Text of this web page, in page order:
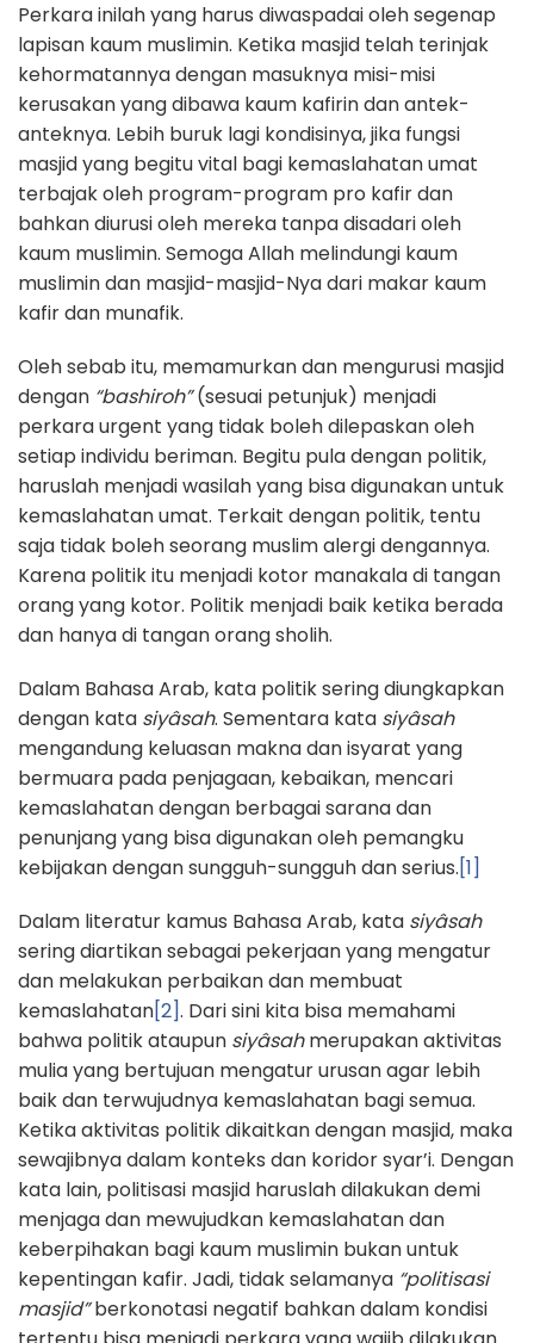
Perkara inilah yang harus diwaspadai oleh segenap
lapisan kaum muslimin. Ketika masjid telah terinjak
kehormatannya dengan masuknya misi-misi
kerusakan yang dibawa kaum kafirin dan antek-
anteknya. Lebih buruk lagi kondisinya, jika fungsi
masjid yang begitu vital bagi kemaslahatan umat
terbajak oleh program-program pro kafir dan
bahkan diurusi oleh mereka tanpa disadari oleh
kaum muslimin. Semoga Allah melindungi kaum
muslimin dan masjid-masjid-Nya dari makar kaum
kafir dan munafik.
Oleh sebab itu, memamurkan dan mengurusi masjid
dengan “bashiroh”(sesuai petunjuk) menjadi
perkara urgent yang tidak boleh dilepaskan oleh
setiap individu beriman. Begitu pula dengan politik,
haruslah menjadi wasilah yang bisa digunakan untuk
kemaslahatan umat. Terkait dengan politik, tentu
saja tidak boleh seorang muslim alergi dengannya.
Karena politik itu menjadi kotor manakala di tangan
orang yang kotor. Politik menjadi baik ketika berada
dan hanya di tangan orang sholih.
Dalam Bahasa Arab, kata politik sering diungkapkan
dengan kata siyâsah. Sementara kata siyâsah
mengandung keluasan makna dan isyarat yang
bermuara pada penjagaan, kebaikan, mencari
kemaslahatan dengan berbagai sarana dan
penunjang yang bisa digunakan oleh pemangku
kebijakan dengan sungguh-sungguh dan serius.[1]
Dalam literatur kamus Bahasa Arab, kata siyâsah
sering diartikan sebagai pekerjaan yang mengatur
dan melakukan perbaikan dan membuat
kemaslahatan[2]. Dari sini kita bisa memahami
bahwa politik ataupun siyâsahmerupakan aktivitas
mulia yang bertujuan mengatur urusan agar lebih
baik dan terwujudnya kemaslahatan bagi semua.
Ketika aktivitas politik dikaitkan dengan masjid, maka
sewajibnya dalam konteks dan koridor syar’i. Dengan
kata lain, politisasi masjid haruslah dilakukan demi
menjaga dan mewujudkan kemaslahatan dan
keberpihakan bagi kaum muslimin bukan untuk
kepentingan kafir. Jadi, tidak selamanya “politisasi
masjid”berkonotasi negatif bahkan dalam kondisi